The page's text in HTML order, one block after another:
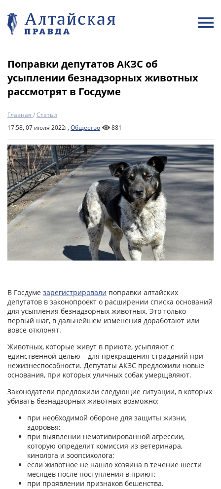
Поправки депутатов АКЗС об
усыплении безнадзорных животных
рассмотрят в Госдуме
Главная /Статьи
17:58, 07 июля 2022г, Общество 881
В Госдуме зарегистрировали поправки алтайских
депутатов в законопроект о расширении списка оснований
для усыпления безнадзорных животных. Это только
первый шаг, в дальнейшем изменения доработают или
вовсе отклонят.
Животных, которые живут в приюте, усыпляют с
единственной целью – для прекращения страданий при
нежизнеспособности. Депутаты АКЗС предложили новые
основания, при которых уличных собак умерщвляют.
Законодатели предложили следующие ситуации, в которых
убивать безнадзорных животных возможно:
при необходимой обороне для защиты жизни,
здоровья;
при выявлении немотивированной агрессии,
которую определит комиссия из ветеринара,
кинолога и зоопсихолога;
если животное не нашло хозяина в течение шести
месяцев после поступления в приют;
при проявлении признаков бешенства.